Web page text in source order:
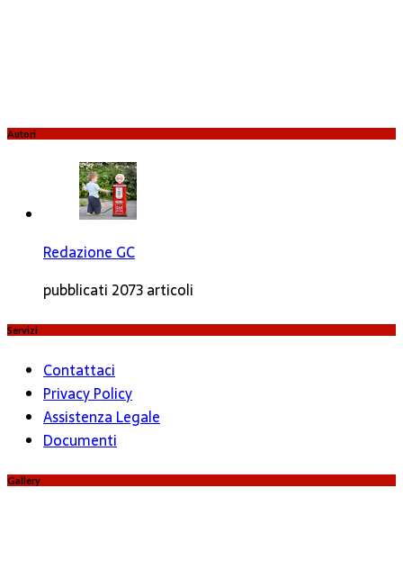
Autori
Redazione GC
pubblicati 2073 articoli
Servizi
Contattaci
Privacy Policy
Assistenza Legale
Documenti
Gallery